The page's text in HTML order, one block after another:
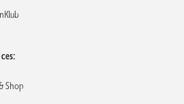
häufig erwähnt wurde, steht nach
Verordnung im Jahr 2024 noch die
ChemKlimaschutzV aus. Sie ist für uns vor
Zertifizierung von großer Bedeutung, da hier
Anforderungen der F-Gase-Verordnung
19.11.2025 wurde die vom Bundeskabinett
Klimaschutzverordnung
Shop